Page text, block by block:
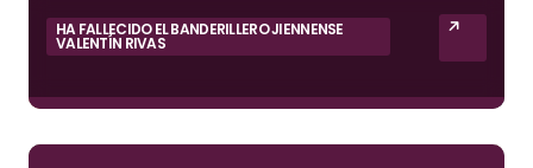
HA FALLECIDO EL BANDERILLERO JIENNENSE
VALENTÍN RIVAS